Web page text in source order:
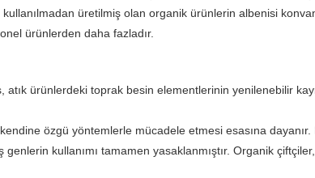
üretilmiş olan organik ürünlerin albenisi
ürünlerden daha fazladır.
atık ürünlerdeki toprak besin elementlerinin yenilenebilir
özgü yöntemlerle mücadele etmesi esasına
kullanımı tamamen yasaklanmıştır. Organik